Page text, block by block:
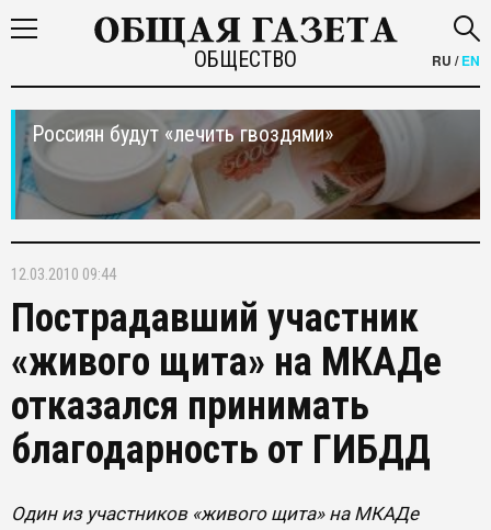
ОБЩЕСТВО RU /EN
Россиян будут «лечить гвоздями»
12.03.2010 09:44
Пострадавший участник
«живого щита» на МКАДе
отказался принимать
благодарность от ГИБДД
Один из участников «живого щита» на МКАДе